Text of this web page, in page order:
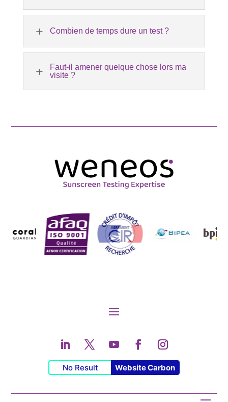
L Combien de temps dure un test ?
L
Faut-il amener quelque chose lors ma
visite ?
No Result Website Carbon